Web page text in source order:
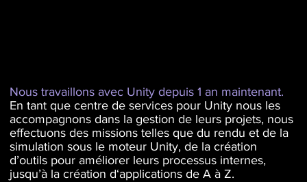
Nous travaillons avec Unity depuis 1 an maintenant.
En tant que centre de services pour Unity nous les
accompagnons dans la gestion de leurs projets, nous
effectuons des missions telles que du rendu et de la
simulation sous le moteur Unity, de la création
d’outils pour améliorer leurs processus internes,
jusqu’à la création d‘applications de A à Z.